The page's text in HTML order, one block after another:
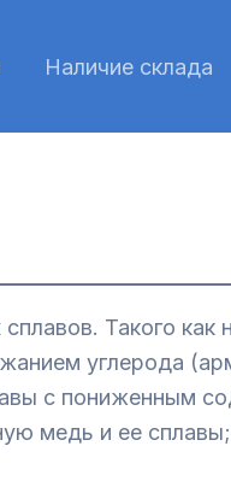
Наличие склада
Такого как
углерода
с пониженным
медь и ее